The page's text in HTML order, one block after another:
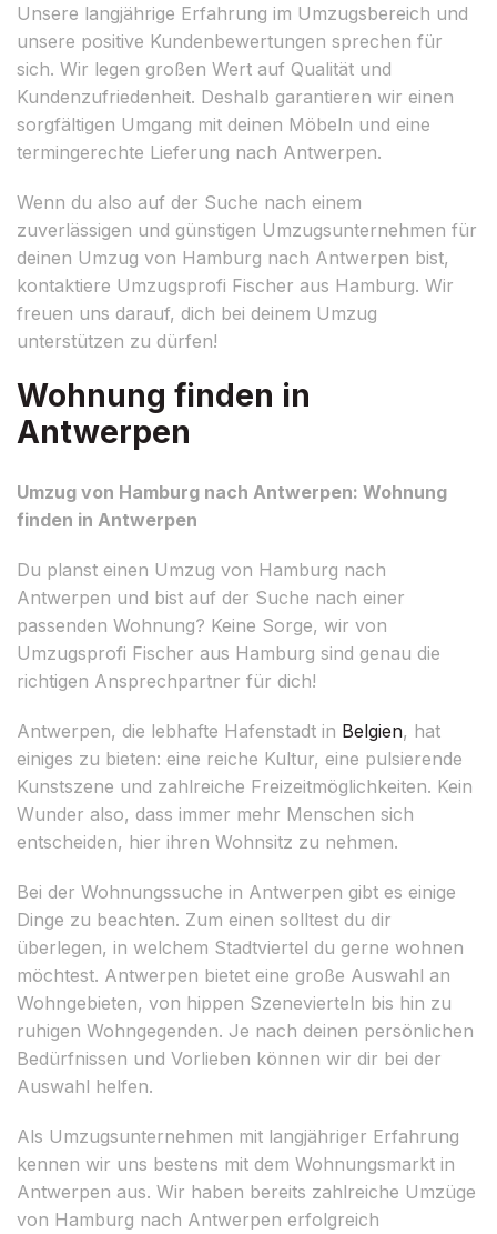
Unsere langjährige Erfahrung im Umzugsbereich und
unsere positive Kundenbewertungen sprechen für
sich. Wir legen großen Wert auf Qualität und
Kundenzufriedenheit. Deshalb garantieren wir einen
sorgfältigen Umgang mit deinen Möbeln und eine
termingerechte Lieferung nach Antwerpen.
Wenn du also auf der Suche nach einem
zuverlässigen und günstigen Umzugsunternehmen für
deinen Umzug von Hamburg nach Antwerpen bist,
kontaktiere Umzugsprofi Fischer aus Hamburg. Wir
freuen uns darauf, dich bei deinem Umzug
unterstützen zu dürfen!
Wohnung finden in
Antwerpen
Umzug von Hamburg nach Antwerpen: Wohnung
finden in Antwerpen
Du planst einen Umzug von Hamburg nach
Antwerpen und bist auf der Suche nach einer
passenden Wohnung? Keine Sorge, wir von
Umzugsprofi Fischer aus Hamburg sind genau die
richtigen Ansprechpartner für dich!
Antwerpen, die lebhafte Hafenstadt in Belgien, hat
einiges zu bieten: eine reiche Kultur, eine pulsierende
Kunstszene und zahlreiche Freizeitmöglichkeiten. Kein
Wunder also, dass immer mehr Menschen sich
entscheiden, hier ihren Wohnsitz zu nehmen.
Bei der Wohnungssuche in Antwerpen gibt es einige
Dinge zu beachten. Zum einen solltest du dir
überlegen, in welchem Stadtviertel du gerne wohnen
möchtest. Antwerpen bietet eine große Auswahl an
Wohngebieten, von hippen Szenevierteln bis hin zu
ruhigen Wohngegenden. Je nach deinen persönlichen
Bedürfnissen und Vorlieben können wir dir bei der
Auswahl helfen.
Als Umzugsunternehmen mit langjähriger Erfahrung
kennen wir uns bestens mit dem Wohnungsmarkt in
Antwerpen aus. Wir haben bereits zahlreiche Umzüge
von Hamburg nach Antwerpen erfolgreich